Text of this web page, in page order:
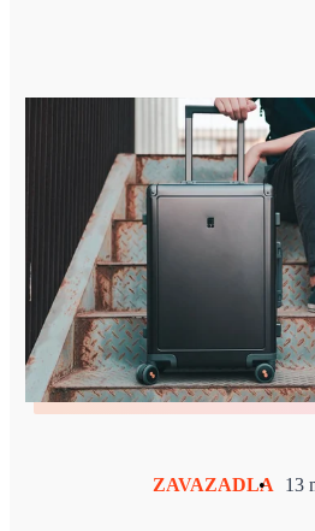
ZAVAZADLA
• 13